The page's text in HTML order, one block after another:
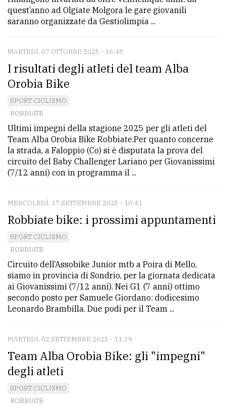
quest’anno ad Olgiate Molgora le gare giovanili
saranno organizzate da Gestiolimpia ...
MARTEDÌ, 07 OTTOBRE 2025 - 16:48
I risultati degli atleti del team Alba
Orobia Bike
SPORT CICLISMO
ROBBIATE
Ultimi impegni della stagione 2025 per gli atleti del
Team Alba Orobia Bike Robbiate.Per quanto concerne
la strada, a Faloppio (Co) si è disputata la prova del
circuito del Baby Challenger Lariano per Giovanissimi
(7/12 anni) con in programma il ...
MERCOLEDÌ, 17 SETTEMBRE 2025 - 10:41
Robbiate bike: i prossimi appuntamenti
SPORT CICLISMO
ROBBIATE
Circuito dell’Assobike Junior mtb a Poira di Mello,
siamo in provincia di Sondrio, per la giornata dedicata
ai Giovanissimi (7/12 anni). Nei G1 (7 anni) ottimo
secondo posto per Samuele Giordano: dodicesimo
Leonardo Brambilla. Due podi per il Team ...
MARTEDÌ, 02 SETTEMBRE 2025 - 11:39
Team Alba Orobia Bike: gli "impegni"
degli atleti
SPORT CICLISMO
ROBBIATE